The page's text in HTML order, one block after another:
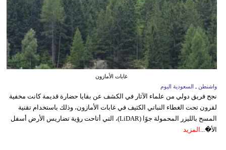
غابات الأمازون
واشنطن ـ السعودية اليوم
نجح فريق دولي من علماء الآثار في الكشف عن بقايا حضارة قديمة كانت مخفية
لقرون تحت الغطاء النباتي الكثيف في غابات الأمازون، وذلك باستخدام تقنية
المسح بالليزر المحمولة جوًا (LiDAR)، التي أتاحت رؤية تضاريس الأرض أسفل
الأ�... المزيد